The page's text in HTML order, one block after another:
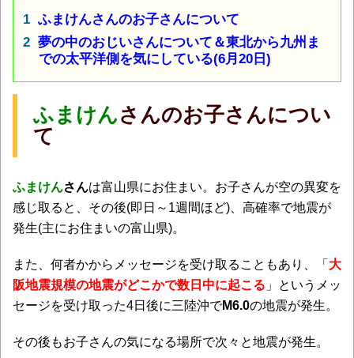
ふまけんさんのお子さんについて
夢の中のおじいさんについて＆東北から九州ま
での太平洋側を気にしている(6月20日)
ふまけんさんのお子さんについ
て
ふまけんさんは富山県にお住まい。お子さんが空の異変を
感じ取ると、その後(即日～1週間ほど)、高確率で地震が
発生(主にお住まいの富山県)。
また、何者かからメッセージを受け取ることもあり、「 大
阪地震規模の地震がどこかで数日中に起こる 」というメッ
セージを受け取った4日後に三陸沖でM6.0の地震が発生。
その後もお子さんの気になる場所で次々と地震が発生。